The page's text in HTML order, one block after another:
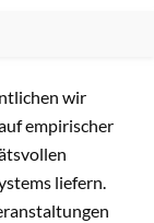
wir
empirischer
liefern.